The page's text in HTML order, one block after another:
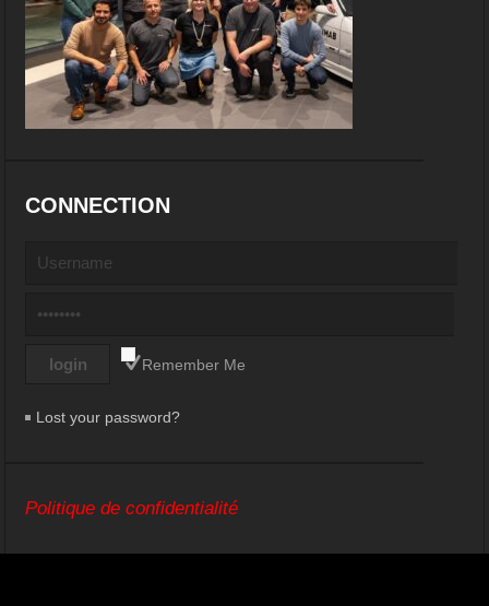
CONNECTION
Remember Me
Lost your password?
Politique de confidentialité